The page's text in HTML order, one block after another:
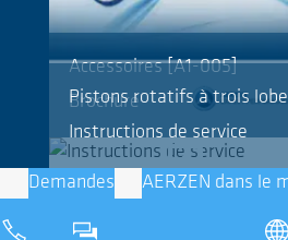
Accessoires [A1-005]
Brochure
Pistons rotatifs à trois
Instructions de service
Demandes AERZEN dans le